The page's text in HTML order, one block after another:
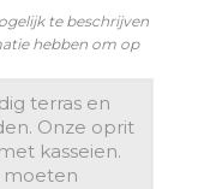
te beschrijven
hebben om op